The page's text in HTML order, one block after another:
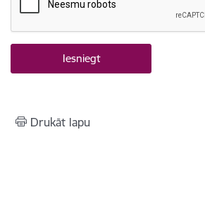
Drukāt lapu